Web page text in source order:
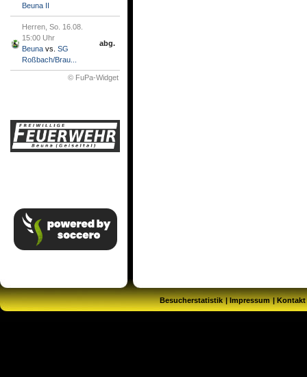
Beuna II
Herren, So. 16.08.
15:00 Uhr
Beuna vs. SG
Roßbach/Brau...
abg.
© FuPa-Widget
Besucherstatistik Impressum Kontakt